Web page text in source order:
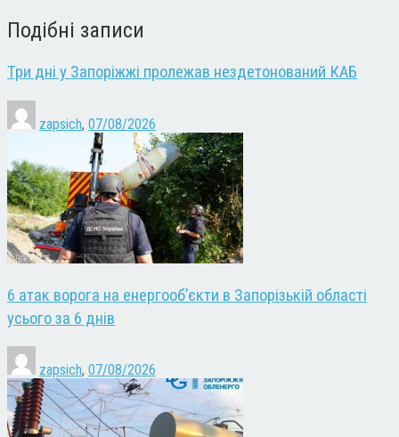
Подібні записи
Три дні у Запоріжжі пролежав нездетонований КАБ
zapsich, 07/08/2026
6 атак ворога на енергооб’єкти в Запорізькій області
усього за 6 днів
zapsich, 07/08/2026